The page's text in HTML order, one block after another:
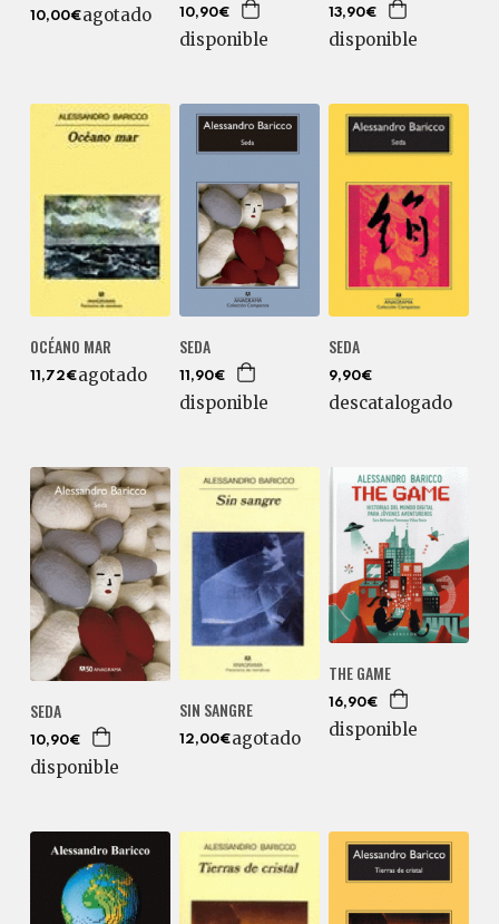
10,00€agotado 10,90€
disponible
13,90€
disponible
OCÉANO MAR
11,72€agotado
SEDA
11,90€
disponible
SEDA
9,90€
descatalogado
SEDA
10,90€
disponible
SIN SANGRE
12,00€agotado
THE GAME
16,90€
disponible